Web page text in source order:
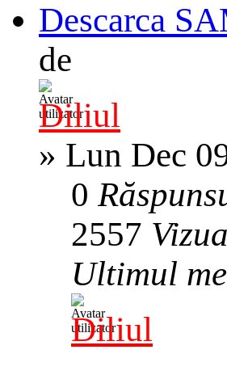
Descarca
de
Diliul
» Lun Dec
0
2557
Ultimul
Diliul